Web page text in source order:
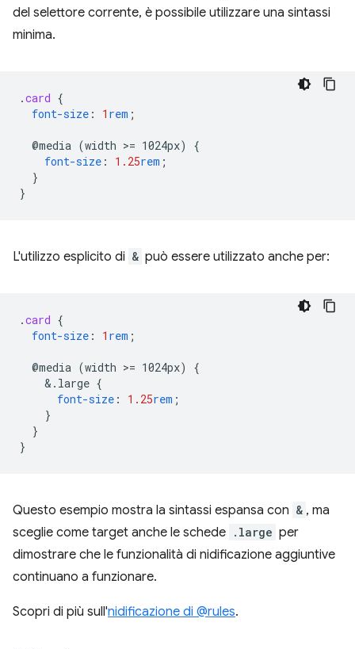
del selettore corrente, è possibile utilizzare una sintassi
minima.
.card {
font-size : 1 rem ;
@media (width >= 1024px)
{
font-size : 1.25rem ;
}
}
L'utilizzo esplicito di & può essere utilizzato anche per:
.card {
font-size : 1 rem ;
@media (width >= 1024px)
{
& .large {
font-size : 1.25rem ;
}
}
}
Questo esempio mostra la sintassi espansa con & , ma
sceglie come target anche le schede .large per
dimostrare che le funzionalità di nidificazione aggiuntive
continuano a funzionare.
Scopri di più sull'nidificazione di @rules.